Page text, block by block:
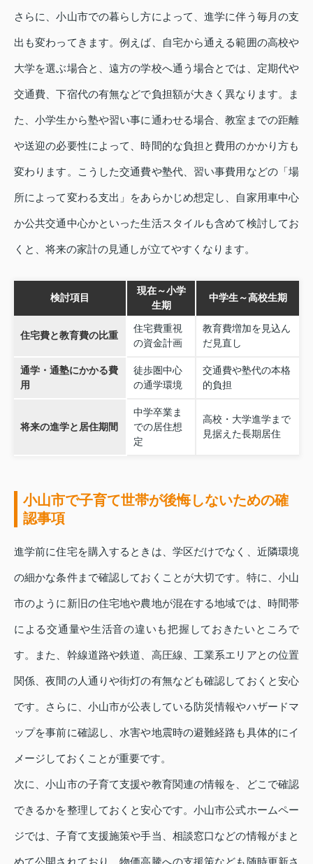
さらに、小山市での暮らし方によって、進学に伴う毎月の支
出も変わってきます。例えば、自宅から通える範囲の高校や
大学を選ぶ場合と、遠方の学校へ通う場合とでは、定期代や
交通費、下宿代の有無などで負担額が大きく異なります。ま
た、小学生から塾や習い事に通わせる場合、教室までの距離
や送迎の必要性によって、時間的な負担と費用のかかり方も
変わります。こうした交通費や塾代、習い事費用などの「場
所によって変わる支出」をあらかじめ想定し、自家用車中心
か公共交通中心かといった生活スタイルも含めて検討してお
くと、将来の家計の見通しが立てやすくなります。
検討項目
現在～小学
生期
中学生～高校生期
住宅費と教育費の比重
住宅費重視
の資金計画
教育費増加を見込ん
だ見直し
通学・通塾にかかる費
用
徒歩圏中心
の通学環境
交通費や塾代の本格
的負担
将来の進学と居住期間
中学卒業ま
での居住想
定
高校・大学進学まで
見据えた長期居住
小山市で子育て世帯が後悔しないための確
認事項
進学前に住宅を購入するときは、学区だけでなく、近隣環境
の細かな条件まで確認しておくことが大切です。特に、小山
市のように新旧の住宅地や農地が混在する地域では、時間帯
による交通量や生活音の違いも把握しておきたいところで
す。また、幹線道路や鉄道、高圧線、工業系エリアとの位置
関係、夜間の人通りや街灯の有無なども確認しておくと安心
です。さらに、小山市が公表している防災情報やハザードマ
ップを事前に確認し、水害や地震時の避難経路も具体的にイ
メージしておくことが重要です。
次に、小山市の子育て支援や教育関連の情報を、どこで確認
できるかを整理しておくと安心です。小山市公式ホームペー
ジでは、子育て支援施策や手当、相談窓口などの情報がまと